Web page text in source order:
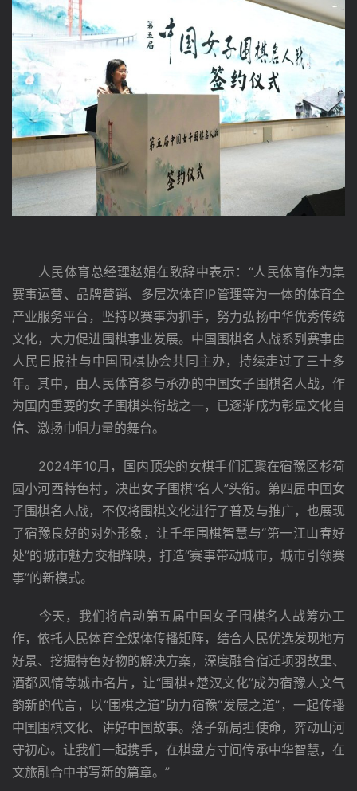
人民体育总经理赵娟在致辞中表示：“人民体育作为集
赛事运营、品牌营销、多层次体育IP管理等为一体的体育全
产业服务平台，坚持以赛事为抓手，努力弘扬中华优秀传统
文化，大力促进围棋事业发展。中国围棋名人战系列赛事由
人民日报社与中国围棋协会共同主办，持续走过了三十多
年。其中，由人民体育参与承办的中国女子围棋名人战，作
为国内重要的女子围棋头衔战之一，已逐渐成为彰显文化自
信、激扬巾帼力量的舞台。
2024年10月，国内顶尖的女棋手们汇聚在宿豫区杉荷
园小河西特色村，决出女子围棋“名人”头衔。第四届中国女
子围棋名人战，不仅将围棋文化进行了普及与推广，也展现
了宿豫良好的对外形象，让千年围棋智慧与“第一江山春好
处”的城市魅力交相辉映，打造“赛事带动城市，城市引领赛
事”的新模式。
今天，我们将启动第五届中国女子围棋名人战筹办工
作，依托人民体育全媒体传播矩阵，结合人民优选发现地方
好景、挖掘特色好物的解决方案，深度融合宿迁项羽故里、
酒都风情等城市名片，让“围棋+楚汉文化”成为宿豫人文气
韵新的代言，以“围棋之道”助力宿豫“发展之道”，一起传播
中国围棋文化、讲好中国故事。落子新局担使命，弈动山河
守初心。让我们一起携手，在棋盘方寸间传承中华智慧，在
文旅融合中书写新的篇章。”